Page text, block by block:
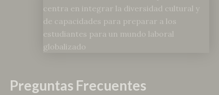
Preguntas Frecuentes